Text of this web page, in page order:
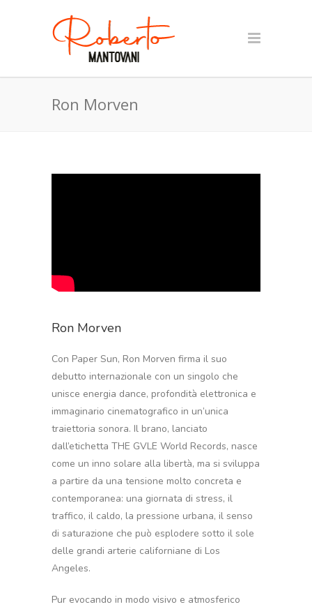
Ron Morven
Ron Morven
Con Paper Sun, Ron Morven firma il suo
debutto internazionale con un singolo che
unisce energia dance, profondità elettronica e
immaginario cinematografico in un’unica
traiettoria sonora. Il brano, lanciato
dall’etichetta THE GVLE World Records, nasce
come un inno solare alla libertà, ma si sviluppa
a partire da una tensione molto concreta e
contemporanea: una giornata di stress, il
traffico, il caldo, la pressione urbana, il senso
di saturazione che può esplodere sotto il sole
delle grandi arterie californiane di Los
Angeles.
Pur evocando in modo visivo e atmosferico